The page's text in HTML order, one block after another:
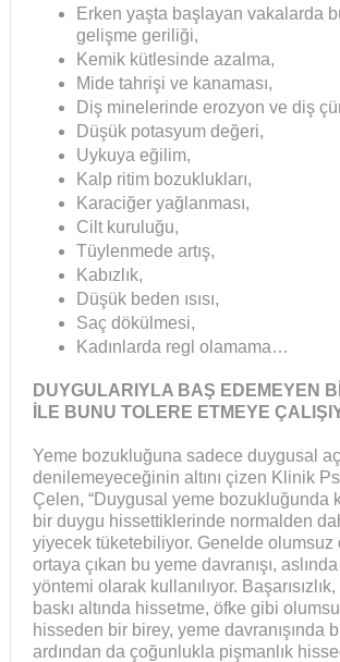
Erken yaşta başlayan vakalarda
gelişme geriliği,
Kemik kütlesinde azalma,
Mide tahrişi ve kanaması,
Diş minelerinde erozyon ve diş
Düşük potasyum değeri,
Uykuya eğilim,
Kalp ritim bozuklukları,
Karaciğer yağlanması,
Cilt kuruluğu,
Tüylenmede artış,
Kabızlık,
Düşük beden ısısı,
Saç dökülmesi,
Kadınlarda regl olamama…
DUYGULARIYLA BAŞ EDEMEYEN
İLE BUNU TOLERE ETMEYE
Yeme bozukluğuna sadece duygusal
denilemeyeceğinin altını çizen Klinik
Çelen, “Duygusal yeme bozukluğunda
bir duygu hissettiklerinde normalden
yiyecek tüketebiliyor. Genelde olumsuz
ortaya çıkan bu yeme davranışı,
yöntemi olarak kullanılıyor.
baskı altında hissetme, öfke gibi
hisseden bir birey, yeme davranışında
ardından da çoğunlukla pişmanlık